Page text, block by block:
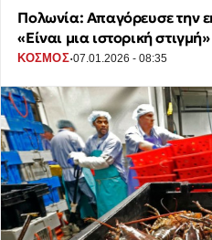
Πολωνία: Απαγόρευσε την
«Είναι μια ιστορική στιγμή»
ΚΟΣΜΟΣ·07.01.2026 - 08:35